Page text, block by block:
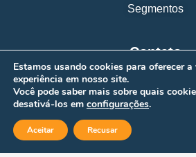
Segmentos
Contato
Fale Conosco
Assessoria
Estamos usando cookies para oferecer
experiência em nosso site.
Você pode saber mais sobre quais
desativá-los em configurações.
Aceitar Recusar